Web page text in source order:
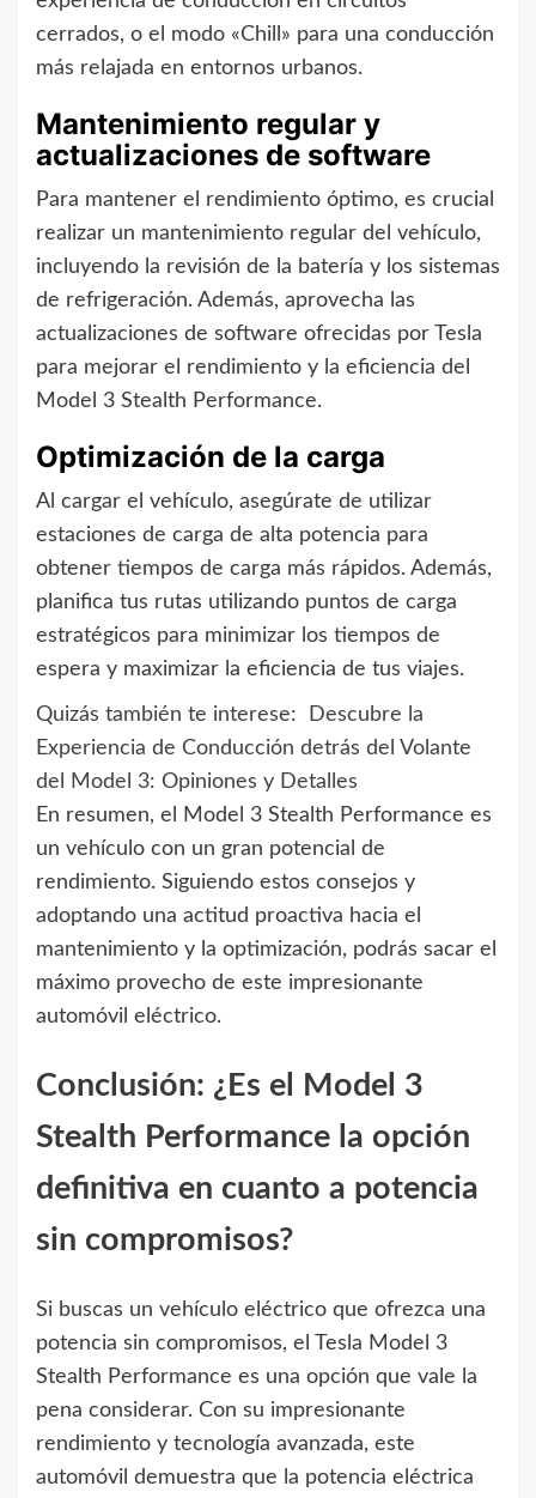
cerrados, o el modo «Chill» para una conducción
más relajada en entornos urbanos.
Mantenimiento regular y
actualizaciones de software
Para mantener el rendimiento óptimo, es crucial
realizar un mantenimiento regular del vehículo,
incluyendo la revisión de la batería y los sistemas
de refrigeración. Además, aprovecha las
actualizaciones de software ofrecidas por Tesla
para mejorar el rendimiento y la eficiencia del
Model 3 Stealth Performance.
Optimización de la carga
Al cargar el vehículo, asegúrate de utilizar
estaciones de carga de alta potencia para
obtener tiempos de carga más rápidos. Además,
planifica tus rutas utilizando puntos de carga
estratégicos para minimizar los tiempos de
espera y maximizar la eficiencia de tus viajes.
Quizás también te interese:
Descubre la
Experiencia de Conducción detrás del Volante
del Model 3: Opiniones y Detalles
En resumen, el Model 3 Stealth Performance es
un vehículo con un gran potencial de
rendimiento. Siguiendo estos consejos y
adoptando una actitud proactiva hacia el
mantenimiento y la optimización, podrás sacar el
máximo provecho de este impresionante
automóvil eléctrico.
Conclusión: ¿Es el Model 3
Stealth Performance la opción
definitiva en cuanto a potencia
sin compromisos?
Si buscas un vehículo eléctrico que ofrezca una
potencia sin compromisos, el Tesla Model 3
Stealth Performance es una opción que vale la
pena considerar. Con su impresionante
rendimiento y tecnología avanzada, este
automóvil demuestra que la potencia eléctrica